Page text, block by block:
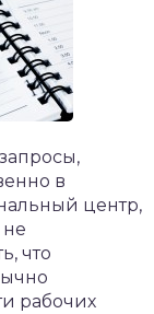
в
центр,
не
что
рабочих